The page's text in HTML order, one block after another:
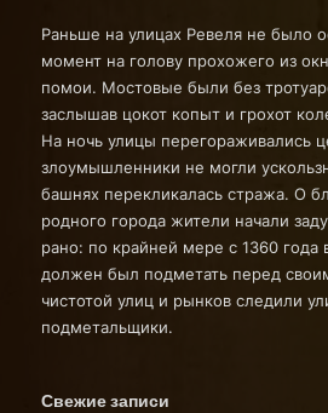
Раньше на улицах Ревеля не было
момент на голову прохожего из
помои. Мостовые были без
заслышав цокот копыт и грохот
На ночь улицы перегораживались
злоумышленники не могли
башнях перекликалась стража. О
родного города жители начали
рано: по крайней мере с 1360 года
должен был подметать перед
чистотой улиц и рынков следили
подметальщики.
Свежие записи